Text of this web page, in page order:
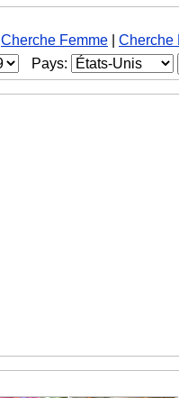
Cherche Femme Cherche
Pays: